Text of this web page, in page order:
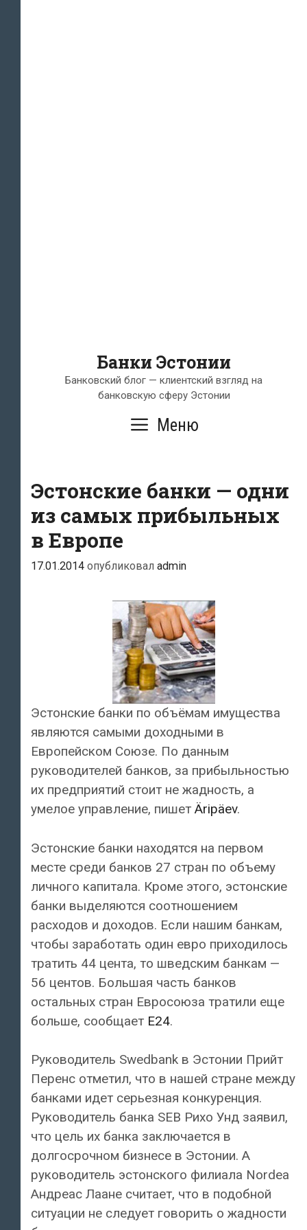
Банки Эстонии
Банковский блог — клиентский взгляд на
банковскую сферу Эстонии
Меню
Эстонские банки — одни
из самых прибыльных
в Европе
17.01.2014 опубликовал admin
Эстонские банки по объёмам имущества
являются самыми доходными в
Европейском Союзе. По данным
руководителей банков, за прибыльностью
их предприятий стоит не жадность, а
умелое управление, пишет Äripäev.
Эстонские банки находятся на первом
месте среди банков 27 стран по объему
личного капитала. Кроме этого, эстонские
банки выделяются соотношением
расходов и доходов. Если нашим банкам,
чтобы заработать один евро приходилось
тратить 44 цента, то шведским банкам —
56 центов. Большая часть банков
остальных стран Евросоюза тратили еще
больше, сообщает E24.
Руководитель Swedbank в Эстонии Прийт
Перенс отметил, что в нашей стране между
банками идет серьезная конкуренция.
Руководитель банка SEB Рихо Унд заявил,
что цель их банка заключается в
долгосрочном бизнесе в Эстонии. А
руководитель эстонского филиала Nordea
Андреас Лаане считает, что в подобной
ситуации не следует говорить о жадности